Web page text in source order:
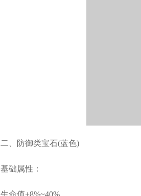
二、防御类宝石(蓝色)
基础属性：
生命值+8%~40%